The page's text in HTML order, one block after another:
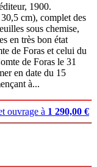
1900.
cm), complet des
sous chemise,
en très bon état
de Foras et celui du
de Foras le 31
en date du 15
à...
ouvrage à 1 290,00 €